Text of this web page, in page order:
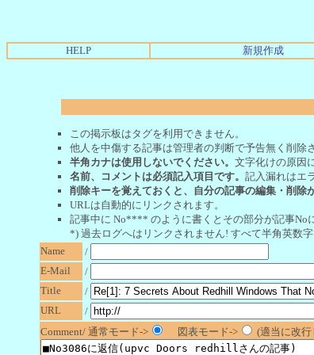
HELP 新規作成
この掲示板はタグを利用できません。
他人を中傷する記事は管理者の判断で予告無く削除
半角カナは使用しないでください。 文字化けの原因
名前、コメントは必須記入項目です。 記入漏れはエ
削除キーを覚えておくと、自分の記事の編集・削除
URLは自動的にリンクされます。
記事中に No**** のように書くとその部分が記事No
*) 過去ログへはリンクされません! すべて半角英数
Name
/
E-Mail
/
Title
/
URL
/
Comment/ 通常モード->
図表モード-> (適当に改